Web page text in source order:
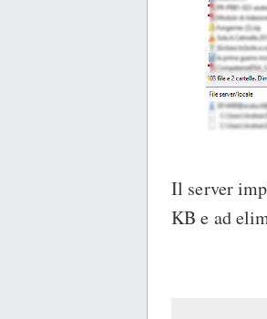
Il server
KB e ad